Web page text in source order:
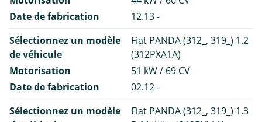
Date de fabrication
12.13 -
Sélectionnez un modèle
de véhicule
Fiat PANDA (312_, 319_) 1.2
(312PXA1A)
Motorisation
51 kW / 69 CV
Date de fabrication
02.12 -
Sélectionnez un modèle
Fiat PANDA (312_, 319_) 1.3